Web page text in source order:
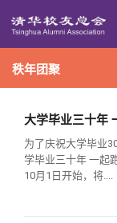
秩年团聚
大学毕业三十年
为了庆祝大学毕业
学毕业三十年 一起
10月1日开始，将....